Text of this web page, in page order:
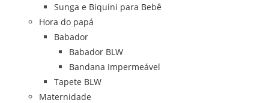
Sunga e Biquini para Bebê
Hora do papá
Babador
Babador BLW
Bandana Impermeável
Tapete BLW
Maternidade